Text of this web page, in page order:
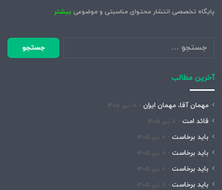
پایگاه تخصصی انتشار محتوای مناسبتی و موضوعی بیشتر
جستجو
برای:
آخرین مطالب
مهمان آقا، مهمان ایران ۱۰ تیر ۱۴۰۵
قائد امت ۸ تیر ۱۴۰۵
باید برخاست ۸ تیر ۱۴۰۵
باید برخاست ۸ تیر ۱۴۰۵
باید برخاست ۸ تیر ۱۴۰۵
باید برخاست ۸ تیر ۱۴۰۵